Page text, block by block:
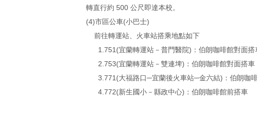
轉直行約 500 公尺即達本校。
(4)​市區公車(小巴士)
前往轉運站、火車站搭乘地點如下
1.751(宜蘭轉運站－普門醫院)：伯朗咖啡館對面搭
2.753(宜蘭轉運站－雙連埤)：伯朗咖啡館對面搭車
3.771(大福路口─宜蘭後火車站─金六結)：伯朗咖
4.772(新生國小－縣政中心)：伯朗咖啡館前搭車